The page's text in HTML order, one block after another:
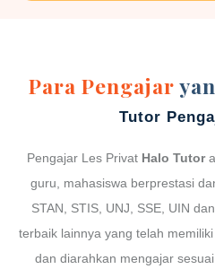
Para Pengajar
Tutor
Pengajar Les Privat Halo Tutor
guru, mahasiswa berprestasi
STAN, STIS, UNJ, SSE, UIN
terbaik lainnya yang telah
dan diarahkan mengajar